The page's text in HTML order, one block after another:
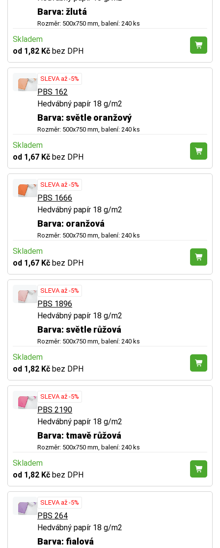
Barva: žlutá
Rozměr: 500x750 mm, balení: 240 ks
Skladem
od 1,82 Kč bez DPH
SLEVA až -5%
PBS 162
Hedvábný papír 18 g/m2
Barva: světle oranžový
Rozměr: 500x750 mm, balení: 240 ks
Skladem
od 1,67 Kč bez DPH
SLEVA až -5%
PBS 1666
Hedvábný papír 18 g/m2
Barva: oranžová
Rozměr: 500x750 mm, balení: 240 ks
Skladem
od 1,67 Kč bez DPH
SLEVA až -5%
PBS 1896
Hedvábný papír 18 g/m2
Barva: světle růžová
Rozměr: 500x750 mm, balení: 240 ks
Skladem
od 1,82 Kč bez DPH
SLEVA až -5%
PBS 2190
Hedvábný papír 18 g/m2
Barva: tmavě růžová
Rozměr: 500x750 mm, balení: 240 ks
Skladem
od 1,82 Kč bez DPH
SLEVA až -5%
PBS 264
Hedvábný papír 18 g/m2
Barva: fialová